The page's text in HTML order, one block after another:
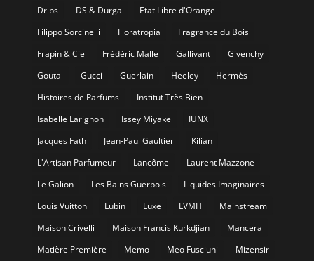
Drips
DS & Durga
Etat Libre d'Orange
Filippo Sorcinelli
Floratropia
Fragrance du Bois
Frapin & Cie
Frédéric Malle Gallivant
Givenchy
Goutal
Gucci Guerlain Heeley
Hermès
Histoires de Parfums
Institut Très Bien
Isabelle Larignon
Issey Miyake
IUNX
Jacques Fath
Jean-Paul Gaultier
Kilian
L'Artisan Parfumeur
Lancôme
Laurent Mazzone
Le Galion
Les Bains Guerbois
Liquides Imaginaires
Louis Vuitton
Lubin Luxe LVMH
Mainstream
Maison Crivelli
Maison Francis Kurkdjian
Mancera
Matière Première
Memo Meo Fusciuni
Mizensir